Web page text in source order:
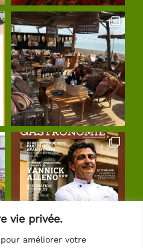
vie privée.
améliorer votre